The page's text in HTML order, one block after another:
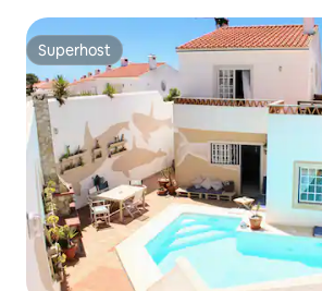
Superhost
Superhost